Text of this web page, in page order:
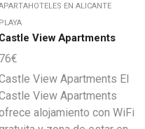
EN ALICANTE
PLAYA
Castle View Apartments
76€
View Apartments El
View Apartments
alojamiento con WiFi